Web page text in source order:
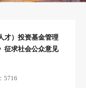
才）投资基金管理
征求社会公众意见
5716